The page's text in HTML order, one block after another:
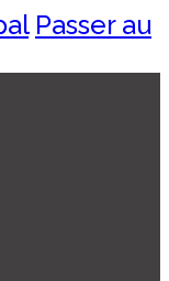
Passer au